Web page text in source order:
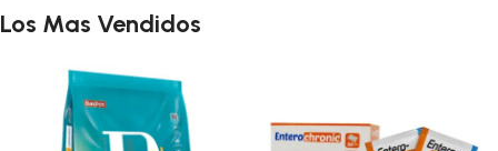
Los Mas Vendidos